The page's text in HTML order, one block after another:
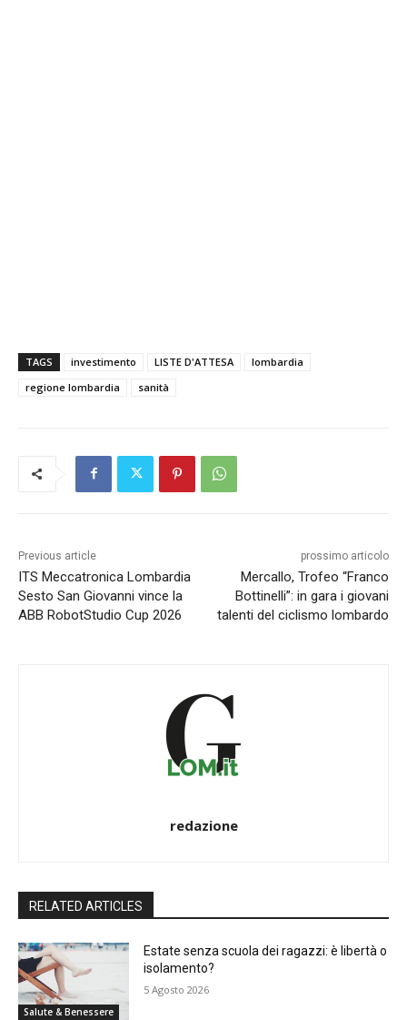
TAGS investimento LISTE D'ATTESA
lombardia
regione lombardia
sanità
Previous article
ITS Meccatronica Lombardia
Sesto San Giovanni vince la
ABB RobotStudio Cup 2026
prossimo articolo
Mercallo, Trofeo “Franco
Bottinelli”: in gara i giovani
talenti del ciclismo lombardo
redazione
RELATED ARTICLES
Salute & Benessere
Estate senza scuola dei ragazzi: è libertà o
isolamento?
5 Agosto 2026